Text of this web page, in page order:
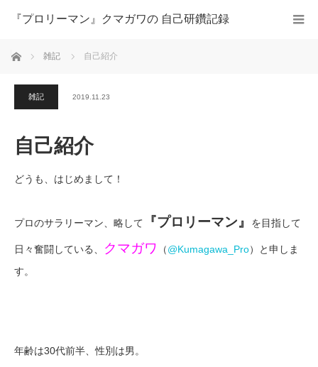
『プロリーマン』クマガワの 自己研鑽記録
ホーム 雑記 自己紹介
雑記 2019.11.23
自己紹介
どうも、はじめまして！
プロのサラリーマン、略して 『プロリーマン』 を目指して
日々奮闘している、 クマガワ （@Kumagawa_Pro）と申しま
す。
年齢は30代前半、性別は男。